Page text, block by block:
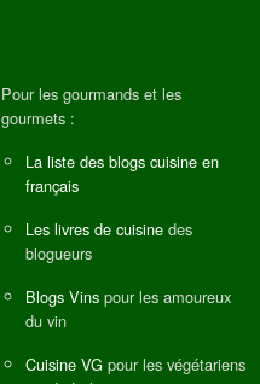
Pour les gourmands et les
gourmets :
La liste des blogs cuisine en
français
Les livres de cuisine des
blogueurs
Blogs Vins pour les amoureux
du vin
Cuisine VG pour les végétariens